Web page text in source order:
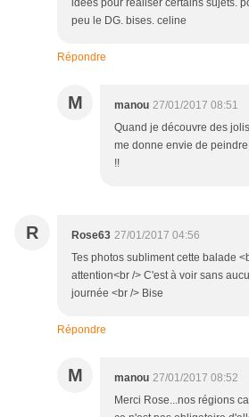
idées pour réaliser certains sujets.
peu le DG. bises. celine
Répondre
M manou 27/01/2017 08:51
Quand je découvre des
me donne envie de
!!
R Rose63 27/01/2017 04:56
Tes photos subliment cette balade
attention<br /> C'est à voir sans
journée <br /> Bise
Répondre
M manou 27/01/2017 08:52
Merci Rose...nos régions